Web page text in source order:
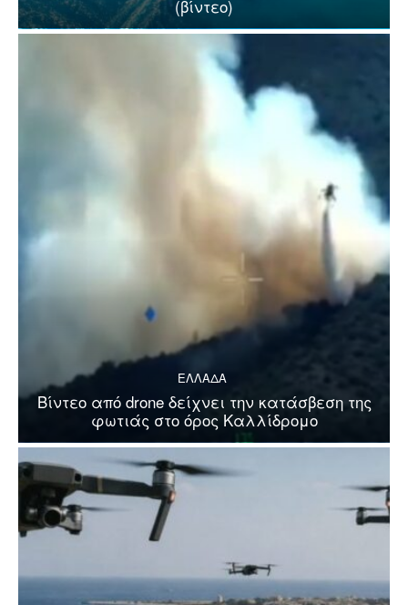
(βίντεο)
ΕΛΛΑΔΑ
Βίντεο από drone δείχνει την κατάσβεση της
φωτιάς στο όρος Καλλίδρομο